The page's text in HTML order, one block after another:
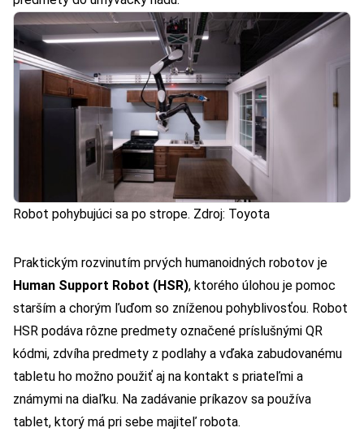
Robot pohybujúci sa po strope. Zdroj: Toyota
Praktickým rozvinutím prvých humanoidných robotov je
Human Support Robot (HSR), ktorého úlohou je pomoc
starším a chorým ľuďom so zníženou pohyblivosťou. Robot
HSR podáva rôzne predmety označené príslušnými QR
kódmi, zdvíha predmety z podlahy a vďaka zabudovanému
tabletu ho možno použiť aj na kontakt s priateľmi a
známymi na diaľku. Na zadávanie príkazov sa používa
tablet, ktorý má pri sebe majiteľ robota.